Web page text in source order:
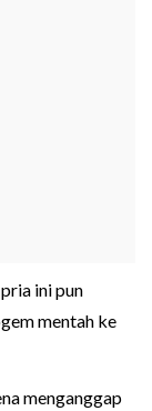
ini pun
mentah ke
menganggap